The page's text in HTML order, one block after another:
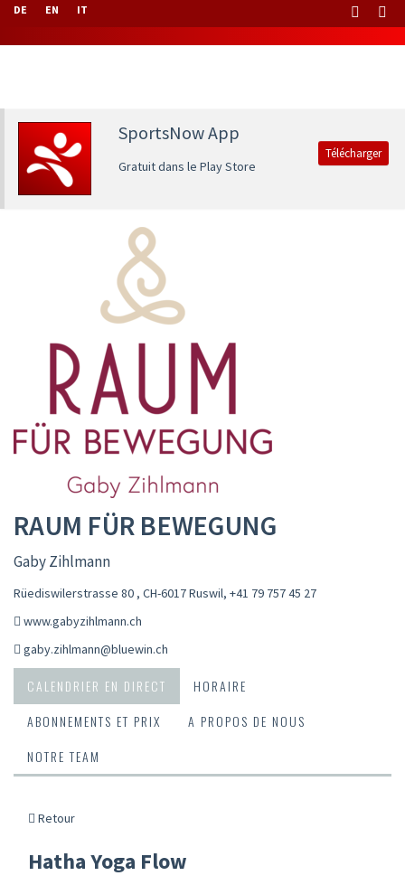
DE EN IT
SportsNow App
Gratuit dans le Play Store
Télécharger
RAUM FÜR BEWEGUNG
Gaby Zihlmann
Rüediswilerstrasse 80 , CH-6017 Ruswil, +41 79 757 45 27
www.gabyzihlmann.ch
gaby.zihlmann@bluewin.ch
CALENDRIER EN DIRECT
HORAIRE
ABONNEMENTS ET PRIX
A PROPOS DE NOUS
NOTRE TEAM
Retour
Hatha Yoga Flow